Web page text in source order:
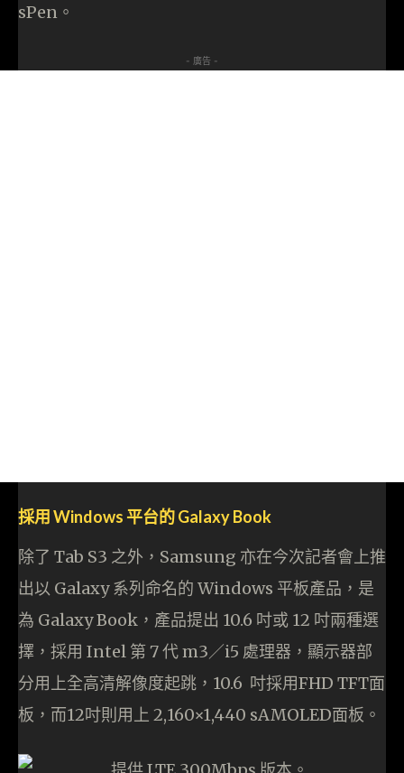
sPen。
- 廣告 -
採用 Windows 平台的 Galaxy Book
除了 Tab S3 之外，Samsung 亦在今次記者會上推
出以 Galaxy 系列命名的 Windows 平板產品，是
為 Galaxy Book，產品提出 10.6 吋或 12 吋兩種選
擇，採用 Intel 第 7 代 m3／i5 處理器，顯示器部
分用上全高清解像度起跳，10.6 吋採用FHD TFT面
板，而12吋則用上 2,160×1,440 sAMOLED面板。